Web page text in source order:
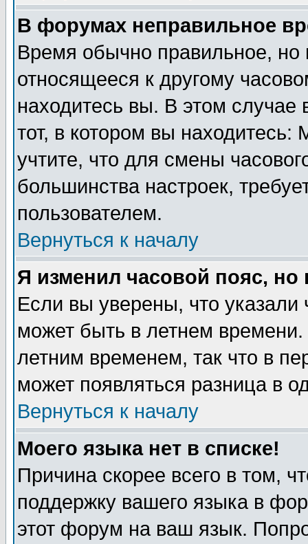
В форумах неправильное
Время обычно правильное,
относящееся к другому
находитесь вы. В этом
тот, в котором вы
учтите, что для смены
большинства настроек,
пользователем.
Вернуться к началу
Я изменил часовой пояс,
Если вы уверены, что указали
может быть в летнем
летним временем, так что в
может появляться разница в
Вернуться к началу
Моего языка нет в списке!
Причина скорее всего в том,
поддержку вашего языка в
этот форум на ваш язык.